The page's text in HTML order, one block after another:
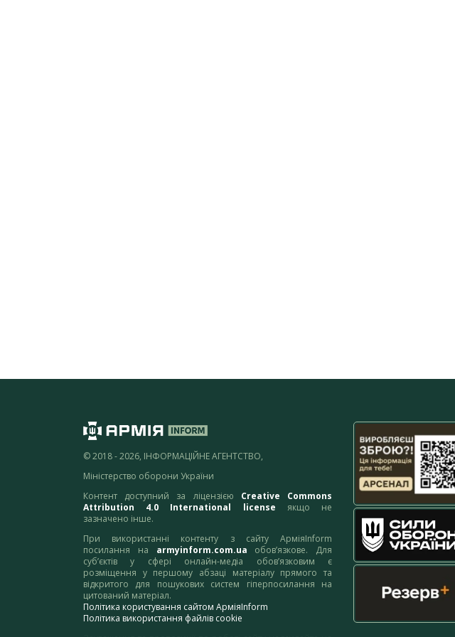
© 2018 - 2026, ІНФОРМАЦІЙНЕ АГЕНТСТВО,
Міністерство оборони України
Контент доступний за ліцензією Creative Commons
Attribution 4.0 International license якщо не
зазначено інше.
При використанні контенту з сайту АрміяInform
посилання на armyinform.com.ua обов’язкове. Для
суб’єктів у сфері онлайн-медіа обов’язковим є
розміщення у першому абзаці матеріалу прямого та
відкритого для пошукових систем гіперпосилання на
цитований матеріал.
Політика користування сайтом АрміяInform
Політика використання файлів cookie